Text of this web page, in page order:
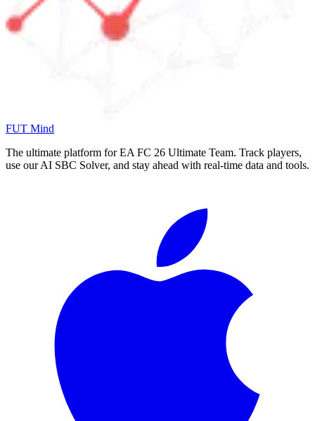
FUT Mind
The ultimate platform for EA FC 26 Ultimate Team. Track players,
use our AI SBC Solver, and stay ahead with real-time data and tools.